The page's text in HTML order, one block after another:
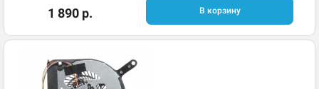
1 890 р. В корзину